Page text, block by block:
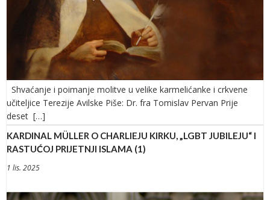
Shvaćanje i poimanje molitve u velike karmelićanke i crkvene
učiteljice Terezije Avilske Piše: Dr. fra Tomislav Pervan Prije
deset […]
KARDINAL MÜLLER O CHARLIEJU KIRKU, „LGBT JUBILEJU“ I
RASTUĆOJ PRIJETNJI ISLAMA (1)
1 lis. 2025